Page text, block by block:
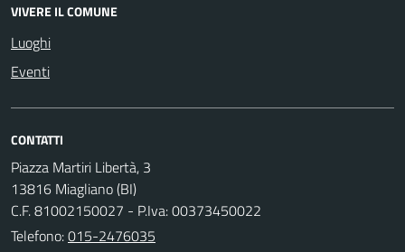
VIVERE IL COMUNE
Luoghi
Eventi
CONTATTI
Piazza Martiri Libertà, 3
13816 Miagliano (BI)
C.F. 81002150027 - P.Iva: 00373450022
Telefono:015-2476035